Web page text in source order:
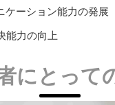
ケーション能力の発展
能力の向上
にとって